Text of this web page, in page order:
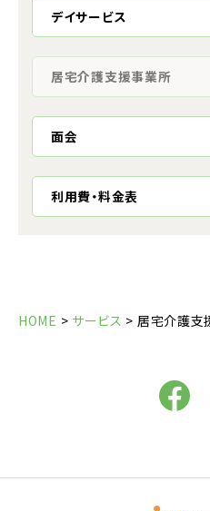
デイサービス
居宅介護支援事業所
面会
利用費・料金表
HOME > サービス > 居宅介護支